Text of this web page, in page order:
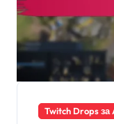
Twitch Drops за